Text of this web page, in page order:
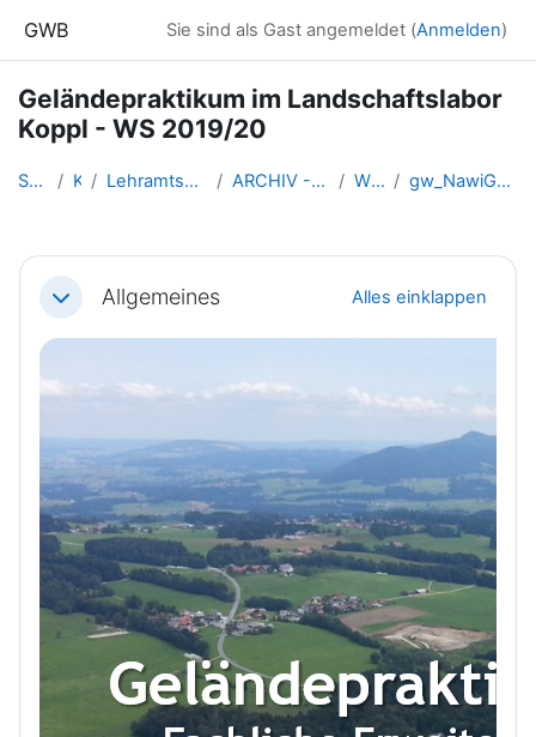
GWB Sie sind als Gast angemeldet (Anmelden)
Geländepraktikum im Landschaftslabor
Koppl - WS 2019/20
Startseite Kurse Lehramtsausbildung GW im Clust... ARCHIV - Lehrveranstaltungen a... WS_2019/20 gw_NawiGeo_GelaendepraktikumKo...
Abschnittsübersicht
EinklappenAllgemeines Alles einklappen